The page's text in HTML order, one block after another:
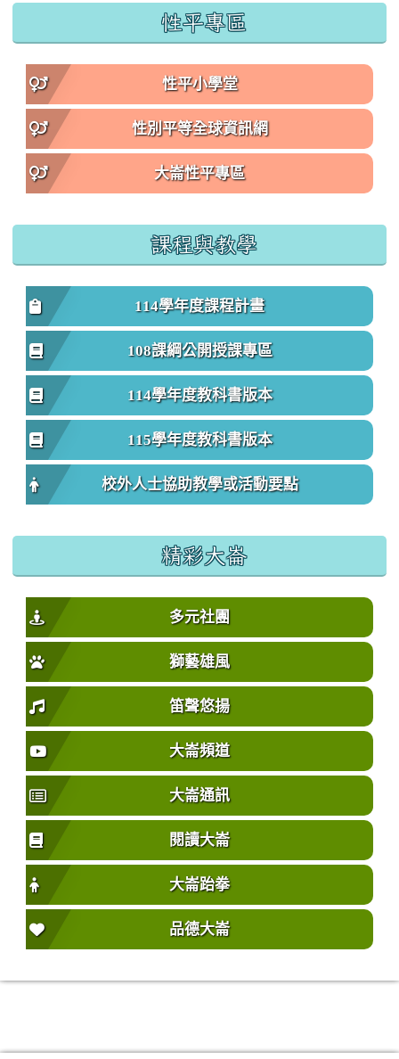
性平專區
性平小學堂
性別平等全球資訊網
大崙性平專區
課程與教學
114學年度課程計畫
108課綱公開授課專區
114學年度教科書版本
115學年度教科書版本
校外人士協助教學或活動要點
精彩大崙
多元社團
獅藝雄風
笛聲悠揚
大崙頻道
大崙通訊
閱讀大崙
大崙跆拳
品德大崙